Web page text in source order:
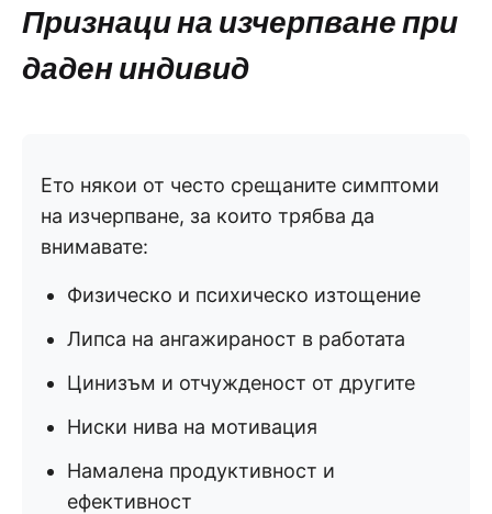
Признаци на изчерпване при
даден индивид
Ето някои от често срещаните симптоми
на изчерпване, за които трябва да
внимавате:
Физическо и психическо изтощение
Липса на ангажираност в работата
Цинизъм и отчужденост от другите
Ниски нива на мотивация
Намалена продуктивност и
ефективност